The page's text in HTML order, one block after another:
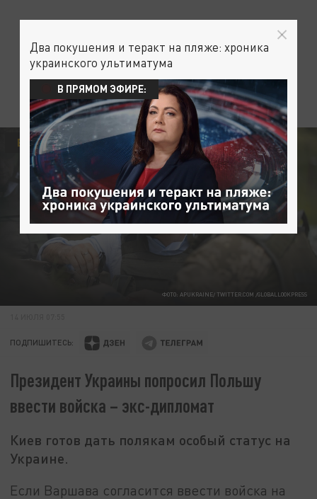
ФОТО: APUKRAINE/ TWITTER.COM /GLOBALLOOKPRESS
ВРАГИ
ПОДПИШИТЕСЬ:
Президент Украины попросил Польшу
ввести войска – экс-дипломат
Киев готов дать полякам особый статус на
Украине.
Если Варшава согласится ввести войска на
Два покушения и теракт на пляже: хроника
украинского ультиматума
В ПРЯМОМ ЭФИРЕ: